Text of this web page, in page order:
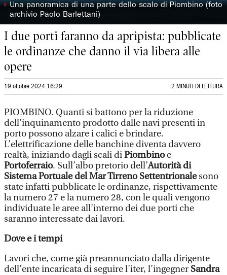
◗Una panoramica di una parte dello scalo di Piombino (foto
archivio Paolo Barlettani)
I due porti faranno da apripista: pubblicate
le ordinanze che danno il via libera alle
opere
19 ottobre 2024 16:29 2 MINUTI DI LETTURA
PIOMBINO. Quanti si battono per la riduzione
dell’inquinamento prodotto dalle navi presenti in
porto possono alzare i calici e brindare.
L’elettrificazione delle banchine diventa davvero
realtà, iniziando dagli scali diPiombinoe
Portoferraio. Sull’albo pretorio dell’Autorità di
Sistema Portuale del Mar Tirreno Settentrionalesono
state infatti pubblicate le ordinanze, rispettivamente
la numero 27 e la numero 28, con le quali vengono
individuate le aree all’interno dei due porti che
saranno interessate dai lavori.
Dove e i tempi
Lavori che, come già preannunciato dalla dirigente
dell’ente incaricata di seguire l’iter, l’ingegner Sandra